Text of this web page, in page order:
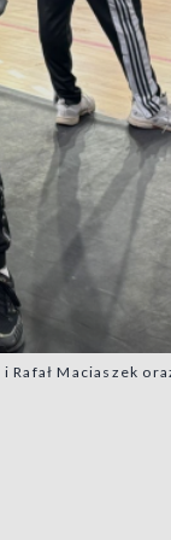
Rafał Maciaszek